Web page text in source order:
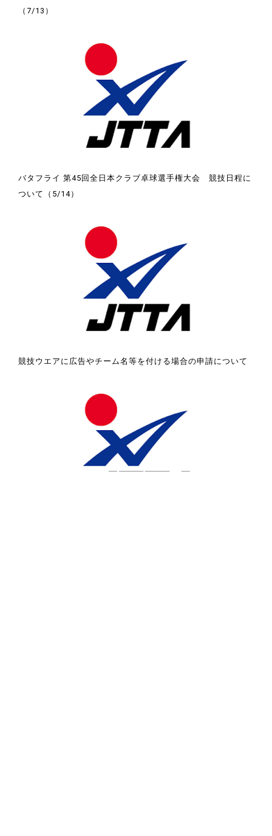
（7/13）
バタフライ 第45回全日本クラブ卓球選手権大会 競技日程に
ついて（5/14）
競技ウエアに広告やチーム名等を付ける場合の申請について